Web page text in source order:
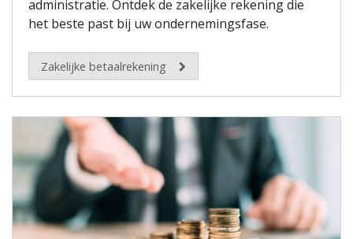
administratie. Ontdek de zakelijke rekening die
het beste past bij uw ondernemingsfase.
Zakelijke betaalrekening